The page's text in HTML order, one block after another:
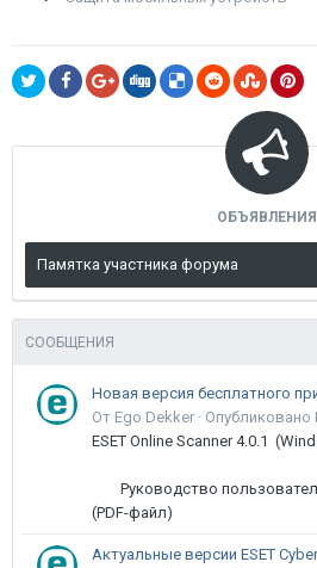
ОБЪЯВЛЕНИЯ
Памятка участника форума
СООБЩЕНИЯ
От Ego Dekker · Опубликовано
ESET Online Scanner 4.0.1
Руководство пользователя
(PDF-файл)
Актуальные версии ESET